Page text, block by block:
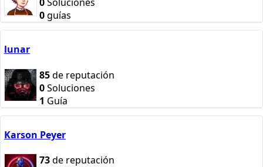
0guías
lunar
85de reputación
0Soluciones
1 Guía
Karson Peyer
73de reputación